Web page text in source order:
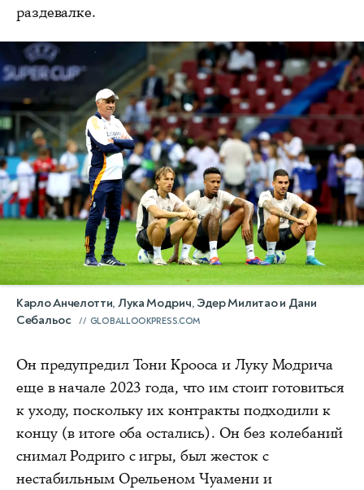
раздевалке.
Карло Анчелотти, Лука Модрич, Эдер Милитао и Дани
Себальос
GLOBALLOOKPRESS.COM
Он предупредил Тони Крооса и Луку Модрича
еще в начале 2023 года, что им стоит готовиться
к уходу, поскольку их контракты подходили к
концу (в итоге оба остались). Он без колебаний
снимал Родриго с игры, был жесток с
нестабильным Орельеном Чуамени и